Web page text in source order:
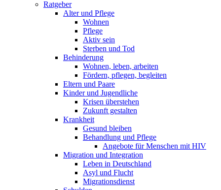
Ratgeber
Alter und Pflege
Wohnen
Pflege
Aktiv sein
Sterben und Tod
Behinderung
Wohnen, leben, arbeiten
Fördern, pflegen, begleiten
Eltern und Paare
Kinder und Jugendliche
Krisen überstehen
Zukunft gestalten
Krankheit
Gesund bleiben
Behandlung und Pflege
Angebote für Menschen mit HIV
Migration und Integration
Leben in Deutschland
Asyl und Flucht
Migrationsdienst